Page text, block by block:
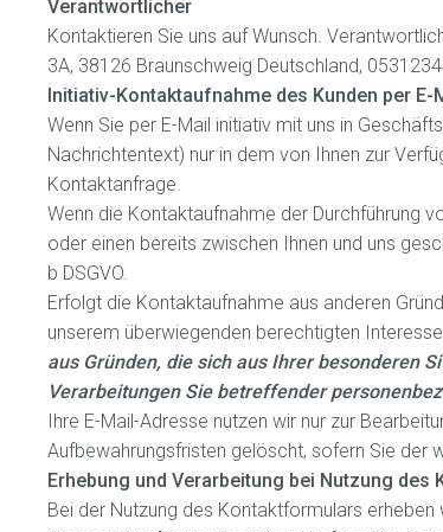
Verantwortlicher
Kontaktieren Sie uns auf Wunsch.
3A, 38126 Braunschweig Deutschland,
Initiativ-Kontaktaufnahme des Kunden per E-
Wenn Sie per E-Mail initiativ mit uns in
Nachrichtentext) nur in dem von Ihnen zur
Kontaktanfrage.
Wenn die Kontaktaufnahme der Durchführung
oder einen bereits zwischen Ihnen und uns
b DSGVO.
Erfolgt die Kontaktaufnahme aus anderen
unserem überwiegenden berechtigten
aus Gründen, die sich aus Ihrer besonderen
Verarbeitungen Sie betreffender
Ihre E-Mail-Adresse nutzen wir nur zur
Aufbewahrungsfristen gelöscht, sofern Sie der
Erhebung und Verarbeitung bei Nutzung des
Bei der Nutzung des Kontaktformulars